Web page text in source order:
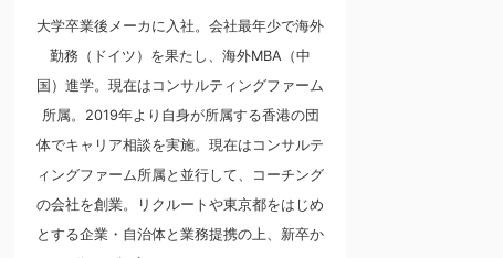
大学卒業後メーカに入社。会社最年少で海外
勤務（ドイツ）を果たし、海外MBA（中
国）進学。現在はコンサルティングファーム
所属。2019年より自身が所属する香港の団
体でキャリア相談を実施。現在はコンサルテ
ィングファーム所属と並行して、コーチング
の会社を創業。リクルートや東京都をはじめ
とする企業・自治体と業務提携の上、新卒か